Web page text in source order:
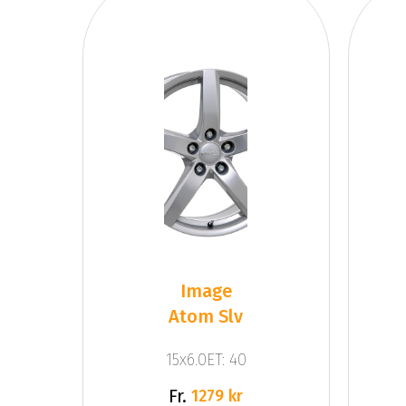
Image
Atom Slv
15x6.0ET: 40
Fr. 1279 kr